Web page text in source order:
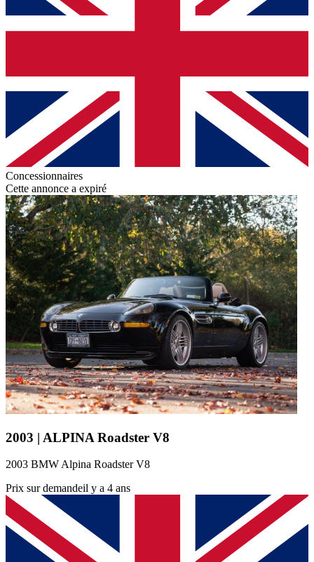
Concessionnaires
Cette annonce a expiré
2003 | ALPINA Roadster V8
2003 BMW Alpina Roadster V8
Prix sur demandeil y a 4 ans